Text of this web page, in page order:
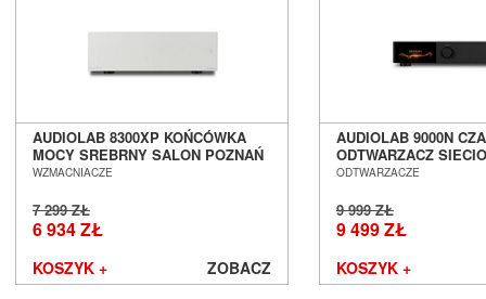
PrimaLuna
Profigold
Pro-Ject
PS Audio
Purist Audio Design
Q Acoustics
QED
Quad
AUDIOLAB 8300XP KOŃCÓWKA
MOCY SREBRNY SALON POZNAŃ
WROCŁAW
WZMACNIACZE
7 299 ZŁ
6 934 ZŁ
KOSZYK + ZOBACZ
AUDIOLAB 9000N
ODTWARZACZ
POZNAŃ WROCŁAW
ODTWARZACZE
9 999 ZŁ
9 499 ZŁ
KOSZYK +